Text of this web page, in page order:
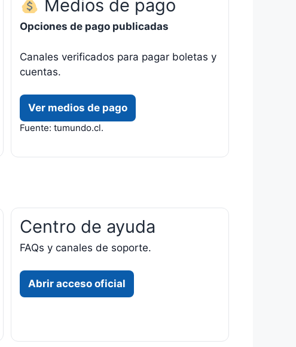
Medios de pago
Opciones de pago publicadas
Canales verificados para pagar boletas y
cuentas.
Ver medios de pago
Fuente: tumundo.cl.
Centro de ayuda
FAQs y canales de soporte.
Abrir acceso oficial